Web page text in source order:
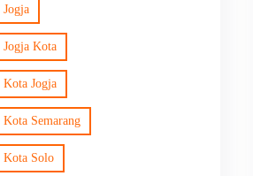
Jogja
Jogja Kota
Kota Jogja
Semarang
Kota Solo